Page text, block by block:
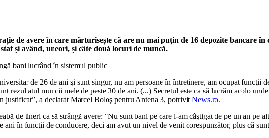
de avere în care mărturisește că are nu mai puțin de 16 depozite bancare în
și având, uneori, și câte două locuri de muncă.
bani lucrând în sistemul public.
de 26 de ani şi sunt singur, nu am persoane în întreţinere, am ocupat funcţii
rezultatul muncii mele de peste 30 de ani. (...) Secretul este ca să lucrăm acolo
justificat”, a declarat Marcel Boloş pentru Antena 3, potrivit News.ro.
de tineri ca să strângă avere: “Nu sunt bani pe care i-am câştigat de pe un an pe
ani în funcţii de conducere, deci am avut un nivel de venit corespunzător, plus că